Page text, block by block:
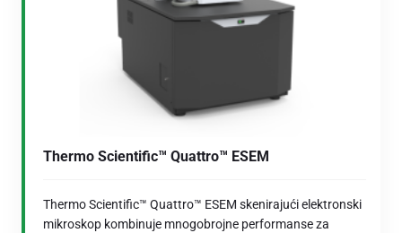
Thermo Scientific™ Quattro™ ESEM
Thermo Scientific™ Quattro™ ESEM skenirajući elektronski
mikroskop kombinuje mnogobrojne performanse za